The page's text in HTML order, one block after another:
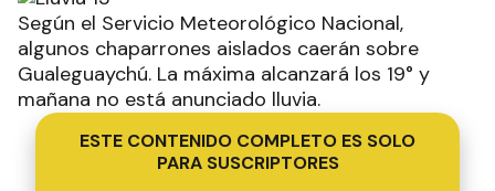
Según el Servicio Meteorológico Nacional,
algunos chaparrones aislados caerán sobre
Gualeguaychú. La máxima alcanzará los 19° y
mañana no está anunciado lluvia.
ESTE CONTENIDO COMPLETO ES SOLO
PARA SUSCRIPTORES